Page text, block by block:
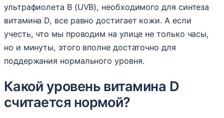
ультрафиолета B (UVB), необходимого для синтеза
витамина D, все равно достигает кожи. А если
учесть, что мы проводим на улице не только часы,
но и минуты, этого вполне достаточно для
поддержания нормального уровня.
Какой уровень витамина D
считается нормой?